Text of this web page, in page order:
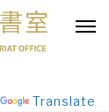
Translate